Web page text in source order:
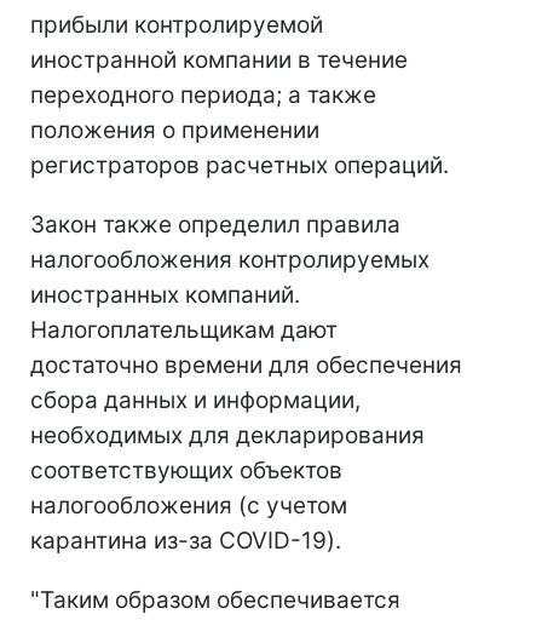
прибыли контролируемой
иностранной компании в течение
переходного периода; а также
положения о применении
регистраторов расчетных операций.
Закон также определил правила
налогообложения контролируемых
иностранных компаний.
Налогоплательщикам дают
достаточно времени для обеспечения
сбора данных и информации,
необходимых для декларирования
соответствующих объектов
налогообложения (с учетом
карантина из-за COVID-19).
"Таким образом обеспечивается